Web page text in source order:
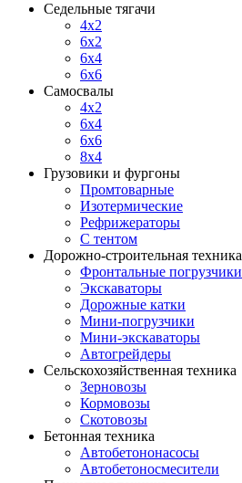
Седельные тягачи
4x2
6x2
6x4
6x6
Самосвалы
4x2
6x4
6x6
8x4
Грузовики и фургоны
Промтоварные
Изотермические
Рефрижераторы
С тентом
Дорожно-строительная техника
Фронтальные погрузчики
Экскаваторы
Дорожные катки
Мини-погрузчики
Мини-экскаваторы
Автогрейдеры
Сельскохозяйственная техника
Зерновозы
Кормовозы
Скотовозы
Бетонная техника
Автобетононасосы
Автобетоносмесители